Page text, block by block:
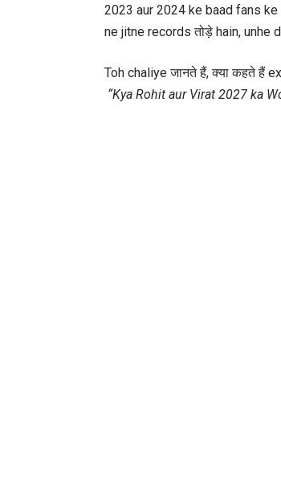
2023 aur 2024 ke baad fans
ne jitne records तोड़े hain, unhe
Toh chaliye जानते हैं, क्या कहते हैं
“Kya Rohit aur Virat 2027 ka